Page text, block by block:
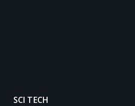
SCI TECH